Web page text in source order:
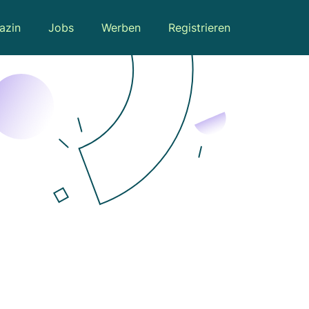
Jobs Werben Registrieren